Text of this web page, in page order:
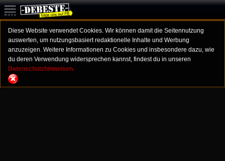
Diese Website verwendet Cookies. Wir können damit die Seitennutzung
auswerten, um nutzungsbasiert redaktionelle Inhalte und Werbung
anzuzeigen. Weitere Informationen zu Cookies und insbesondere dazu, wie
du deren Verwendung widersprechen kannst, findest du in unseren
Datenschutzhinweisen.